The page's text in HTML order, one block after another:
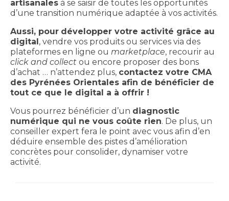
artisanales à se saisir de toutes les opportunités
d’une transition numérique adaptée à vos activités.
Aussi, pour développer votre activité grâce au
digital , vendre vos produits ou services via des
plateformes en ligne ou marketplace, recourir au
click and collect ou encore proposer des bons
d’achat … n’attendez plus, contactez votre CMA
des Pyrénées Orientales afin de bénéficier de
tout ce que le digital a à offrir !
Vous pourrez bénéficier d’un diagnostic
numérique qui ne vous coûte rien. De plus, un
conseiller expert fera le point avec vous afin d’en
déduire ensemble des pistes d’amélioration
concrètes pour consolider, dynamiser votre
activité.